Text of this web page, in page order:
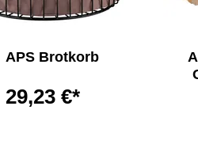
APS Brotkorb
29,23 €*